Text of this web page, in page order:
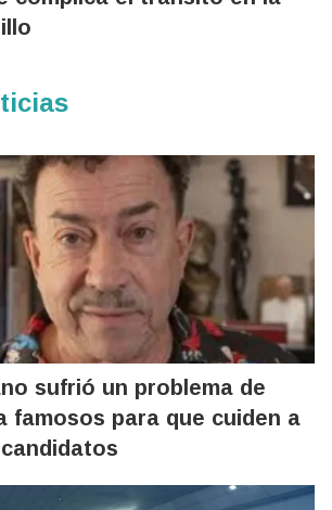
sufrió un problema de
famosos para que cuiden a